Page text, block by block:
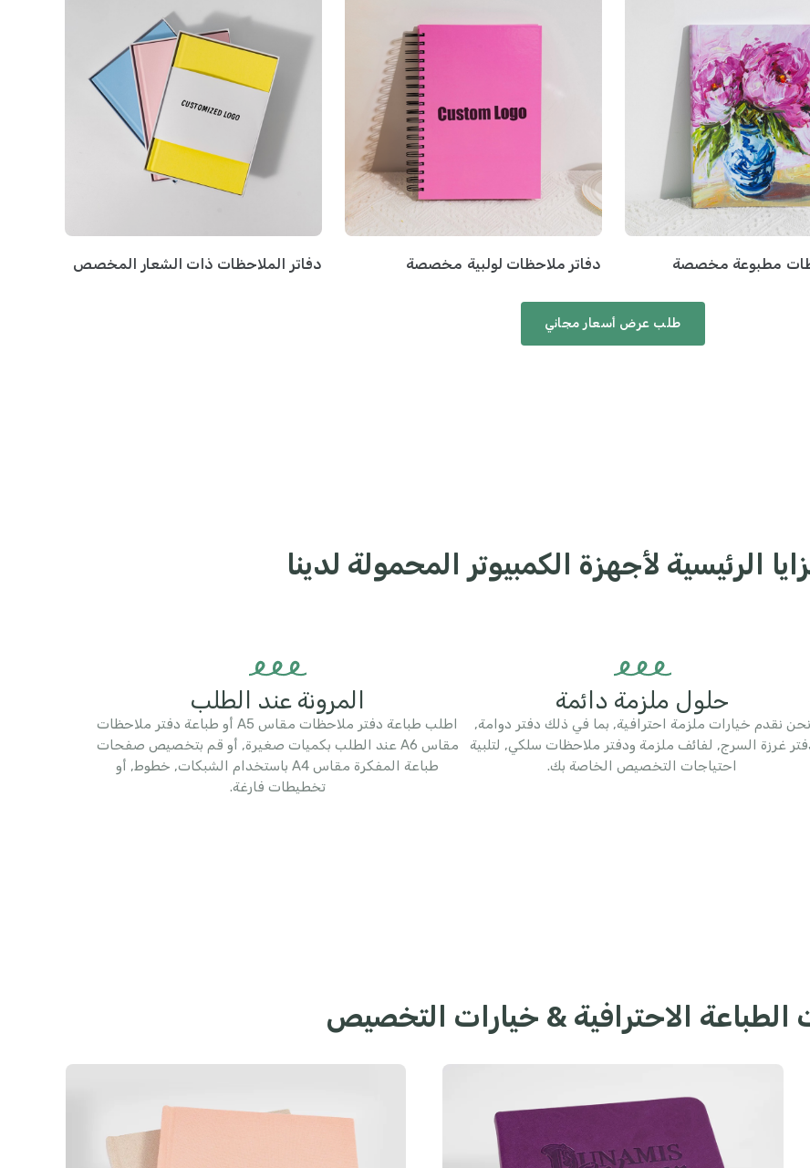
مطبوعة مخصصة دفاتر ملاحظات لولبية مخصصة دفاتر الملاحظات ذات الشعار المخصص
طلب عرض أسعار مجاني
الرئيسية لأجهزة الكمبيوتر المحمولة لدينا
حلول ملزمة دائمة
نحن نقدم خيارات ملزمة احترافية, بما في ذلك دفتر دوامة,
غرزة السرج, لفائف ملزمة ودفتر ملاحظات سلكي, لتلبية
احتياجات التخصيص الخاصة بك.
المرونة عند الطلب
اطلب طباعة دفتر ملاحظات مقاس A5 أو طباعة دفتر ملاحظات
مقاس A6 عند الطلب بكميات صغيرة, أو قم بتخصيص صفحات
طباعة المفكرة مقاس A4 باستخدام الشبكات, خطوط, أو
تخطيطات فارغة.
الطباعة الاحترافية & خيارات التخصيص